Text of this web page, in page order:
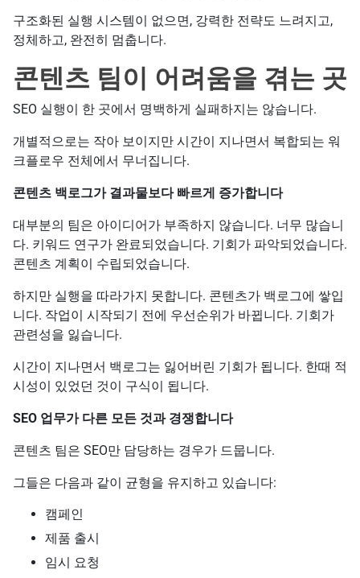
구조화된 실행 시스템이 없으면, 강력한 전략도 느려지고,
정체하고, 완전히 멈춥니다.
콘텐츠 팀이 어려움을 겪는 곳
SEO 실행이 한 곳에서 명백하게 실패하지는 않습니다.
개별적으로는 작아 보이지만 시간이 지나면서 복합되는 워
크플로우 전체에서 무너집니다.
콘텐츠 백로그가 결과물보다 빠르게 증가합니다
대부분의 팀은 아이디어가 부족하지 않습니다. 너무 많습니
다. 키워드 연구가 완료되었습니다. 기회가 파악되었습니다.
콘텐츠 계획이 수립되었습니다.
하지만 실행을 따라가지 못합니다. 콘텐츠가 백로그에 쌓입
니다. 작업이 시작되기 전에 우선순위가 바뀝니다. 기회가
관련성을 잃습니다.
시간이 지나면서 백로그는 잃어버린 기회가 됩니다. 한때 적
시성이 있었던 것이 구식이 됩니다.
SEO 업무가 다른 모든 것과 경쟁합니다
콘텐츠 팀은 SEO만 담당하는 경우가 드뭅니다.
그들은 다음과 같이 균형을 유지하고 있습니다:
캠페인
제품 출시
임시 요청